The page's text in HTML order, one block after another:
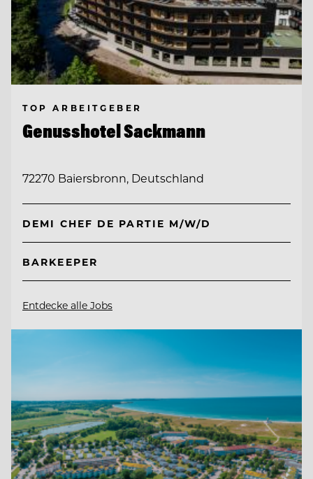
TOP ARBEITGEBER
Genusshotel Sackmann
72270 Baiersbronn, Deutschland
DEMI CHEF DE PARTIE M/W/D
BARKEEPER
Entdecke alle Jobs